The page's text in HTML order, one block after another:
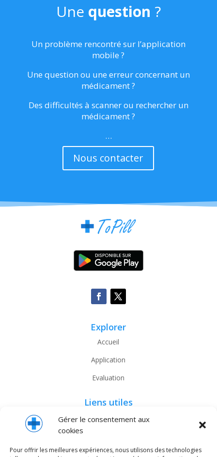
Gérer le consentement aux
cookies
Pour offrir les meilleures expériences, nous utilisons des technologies
Une question ?
Un problème rencontré sur l’application
mobile ?
Une question ou une erreur concernant un
médicament ?
Des difficultés à scanner ou rechercher un
médicament ?
…
Nous contacter
Explorer
Accueil
Application
Evaluation
Liens utiles
Nous contacter